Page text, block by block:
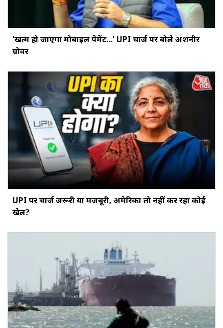
'खत्‍म हो जाएगा मोबाइल पेमेंट...' UPI चार्ज पर बोले अशनीर
ग्रोवर
UPI पर चार्ज जरूरी या मजबूरी, अमेरिका तो नहीं कर रहा कोई
खेल?